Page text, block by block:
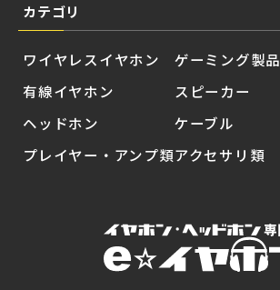
カテゴリ
ワイヤレスイヤホン
有線イヤホン
ヘッドホン
プレイヤー・アンプ類
ゲーミング製品
スピーカー
ケーブル
アクセサリ類